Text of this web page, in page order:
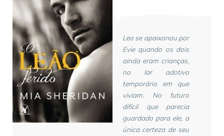
Leo se apaixonou por
Evie quando os dois
ainda eram crianças,
no lar adotivo
temporário em que
viviam. No futuro
difícil que parecia
guardado para ele, a
única certeza de seu